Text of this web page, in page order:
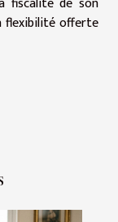
flexibilité offerte